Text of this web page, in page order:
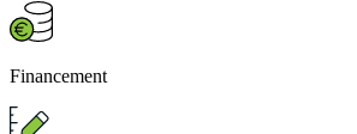
Financement